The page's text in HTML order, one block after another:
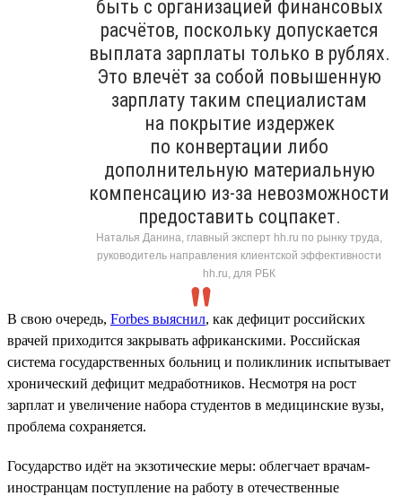
быть с организацией финансовых
расчётов, поскольку допускается
выплата зарплаты только в рублях.
Это влечёт за собой повышенную
зарплату таким специалистам
на покрытие издержек
по конвертации либо
дополнительную материальную
компенсацию из-за невозможности
предоставить соцпакет.
Наталья Данина, главный эксперт hh.ru по рынку труда,
руководитель направления клиентской эффективности
hh.ru, для РБК
В свою очередь, Forbes выяснил, как дефицит российских
врачей приходится закрывать африканскими. Российская
система государственных больниц и поликлиник испытывает
хронический дефицит медработников. Несмотря на рост
зарплат и увеличение набора студентов в медицинские вузы,
проблема сохраняется.
Государство идёт на экзотические меры: облегчает врачам-
иностранцам поступление на работу в отечественные